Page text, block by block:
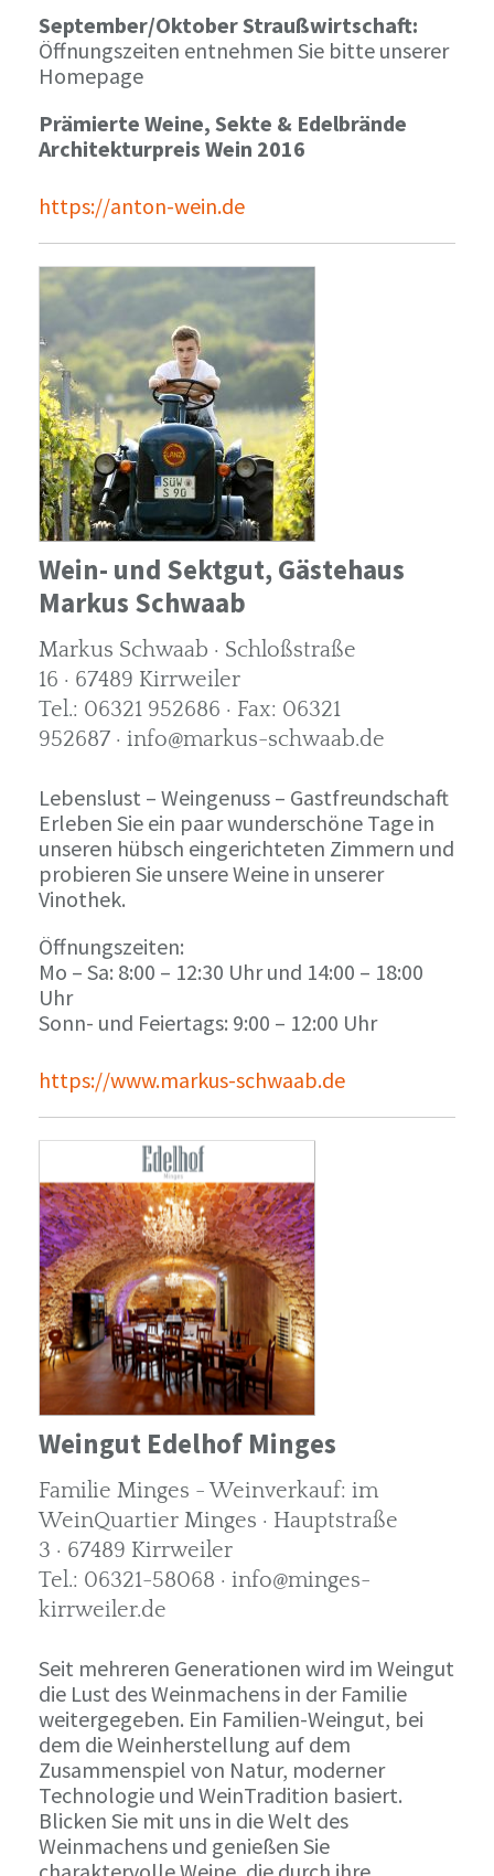
September/Oktober Straußwirtschaft:
Öffnungszeiten entnehmen Sie bitte unserer
Homepage
Prämierte Weine, Sekte & Edelbrände
Architekturpreis Wein 2016
https://anton-wein.de
Wein- und Sektgut, Gästehaus
Markus Schwaab
Markus Schwaab · Schloßstraße
16 · 67489 Kirrweiler
Tel.: 06321 952686 · Fax: 06321
952687 · info@markus-schwaab.de
Lebenslust – Weingenuss – Gastfreundschaft
Erleben Sie ein paar wunderschöne Tage in
unseren hübsch eingerichteten Zimmern und
probieren Sie unsere Weine in unserer
Vinothek.
Öffnungszeiten:
Mo – Sa: 8:00 – 12:30 Uhr und 14:00 – 18:00
Uhr
Sonn- und Feiertags: 9:00 – 12:00 Uhr
https://www.markus-schwaab.de
Weingut Edelhof Minges
Familie Minges - Weinverkauf: im
WeinQuartier Minges · Hauptstraße
3 · 67489 Kirrweiler
Tel.: 06321-58068 · info@minges-
kirrweiler.de
Seit mehreren Generationen wird im Weingut
die Lust des Weinmachens in der Familie
weitergegeben. Ein Familien-Weingut, bei
dem die Weinherstellung auf dem
Zusammenspiel von Natur, moderner
Technologie und WeinTradition basiert.
Blicken Sie mit uns in die Welt des
Weinmachens und genießen Sie